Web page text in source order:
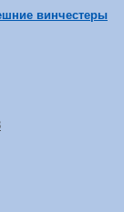
винчестеры